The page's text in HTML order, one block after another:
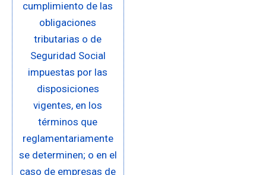
cumplimiento de las
obligaciones
tributarias o de
Seguridad Social
impuestas por las
disposiciones
vigentes, en los
términos que
reglamentariamente
se determinen; o en el
caso de empresas de